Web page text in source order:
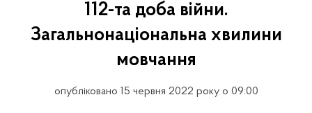
112-та доба війни.
Загальнонаціональна хвилини
мовчання
опубліковано 15 червня 2022 року о 09:00